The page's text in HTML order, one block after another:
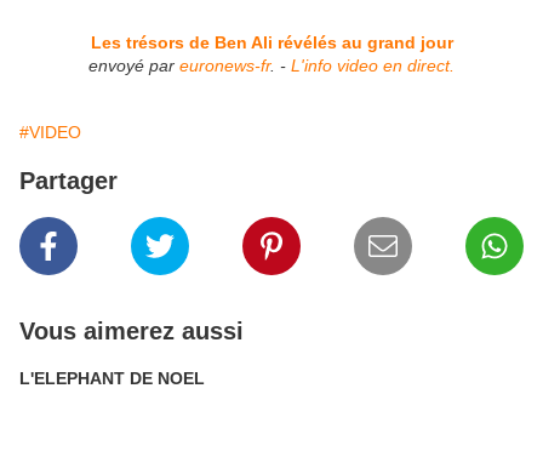
Les trésors de Ben Ali révélés au grand jour
envoyé par euronews-fr. - L'info video en direct.
#VIDEO
Partager
Vous aimerez aussi
L'ELEPHANT DE NOEL